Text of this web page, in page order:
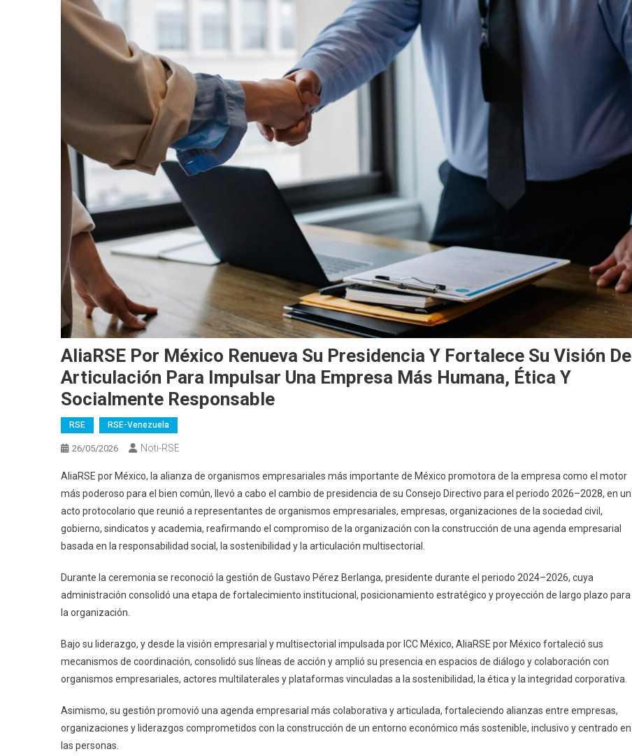
AliaRSE Por México Renueva Su Presidencia Y Fortalece Su Visión De
Articulación Para Impulsar Una Empresa Más Humana, Ética Y
Socialmente Responsable
RSE RSE-Venezuela
26/05/2026 Noti-RSE
AliaRSE por México, la alianza de organismos empresariales más importante de México promotora de la empresa como el motor
más poderoso para el bien común, llevó a cabo el cambio de presidencia de su Consejo Directivo para el periodo 2026–2028, en un
acto protocolario que reunió a representantes de organismos empresariales, empresas, organizaciones de la sociedad civil,
gobierno, sindicatos y academia, reafirmando el compromiso de la organización con la construcción de una agenda empresarial
basada en la responsabilidad social, la sostenibilidad y la articulación multisectorial.
Durante la ceremonia se reconoció la gestión de Gustavo Pérez Berlanga, presidente durante el periodo 2024–2026, cuya
administración consolidó una etapa de fortalecimiento institucional, posicionamiento estratégico y proyección de largo plazo para
la organización.
Bajo su liderazgo, y desde la visión empresarial y multisectorial impulsada por ICC México, AliaRSE por México fortaleció sus
mecanismos de coordinación, consolidó sus líneas de acción y amplió su presencia en espacios de diálogo y colaboración con
organismos empresariales, actores multilaterales y plataformas vinculadas a la sostenibilidad, la ética y la integridad corporativa.
Asimismo, su gestión promovió una agenda empresarial más colaborativa y articulada, fortaleciendo alianzas entre empresas,
organizaciones y liderazgos comprometidos con la construcción de un entorno económico más sostenible, inclusivo y centrado en
las personas.